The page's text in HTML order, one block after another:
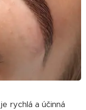
rychlá a účinná